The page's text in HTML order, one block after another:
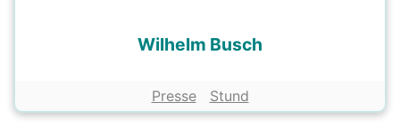
Wilhelm Busch
Presse Stund